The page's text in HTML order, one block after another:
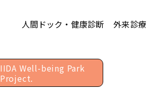
人間ドック・健康診断 外来診療
IIDA Well-being Park
Project.